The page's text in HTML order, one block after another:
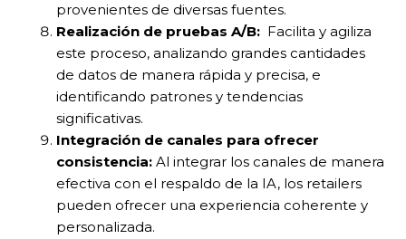
provenientes de diversas fuentes.
Realización de pruebas A/B: Facilita y agiliza
este proceso, analizando grandes cantidades
de datos de manera rápida y precisa, e
identificando patrones y tendencias
significativas.
Integración de canales para ofrecer
consistencia: Al integrar los canales de manera
efectiva con el respaldo de la IA, los retailers
pueden ofrecer una experiencia coherente y
personalizada.